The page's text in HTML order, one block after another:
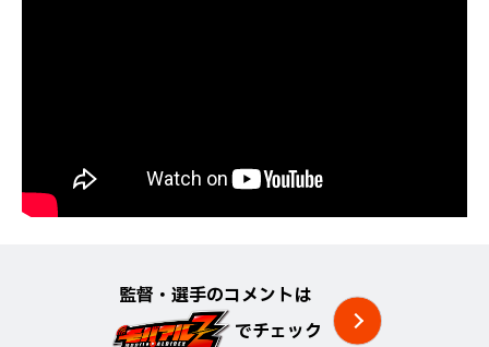
監督・選手のコメントは
でチェック